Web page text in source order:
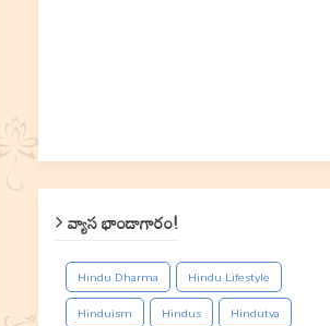
వ్యాస భాండాగారం!
Hindu Dharma
Hindu Lifestyle
Hinduism
Hindus
Hindutva